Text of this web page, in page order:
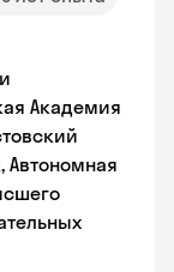
Академия